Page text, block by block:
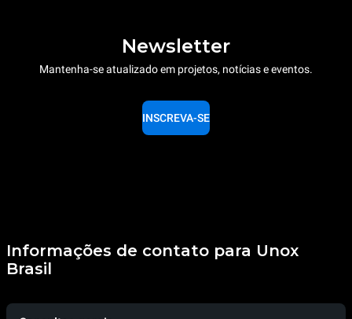
Newsletter
Mantenha-se atualizado em projetos, notícias e eventos.
INSCREVA-SE
Informações de contato para Unox
Brasil